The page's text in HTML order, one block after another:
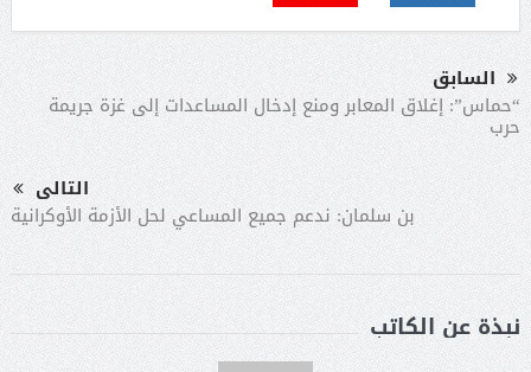
السابق
“حماس”: إغلاق المعابر ومنع إدخال المساعدات إلى غزة جريمة
حرب
التالى
بن سلمان: ندعم جميع المساعي لحل الأزمة الأوكرانية
نبذة عن الكاتب